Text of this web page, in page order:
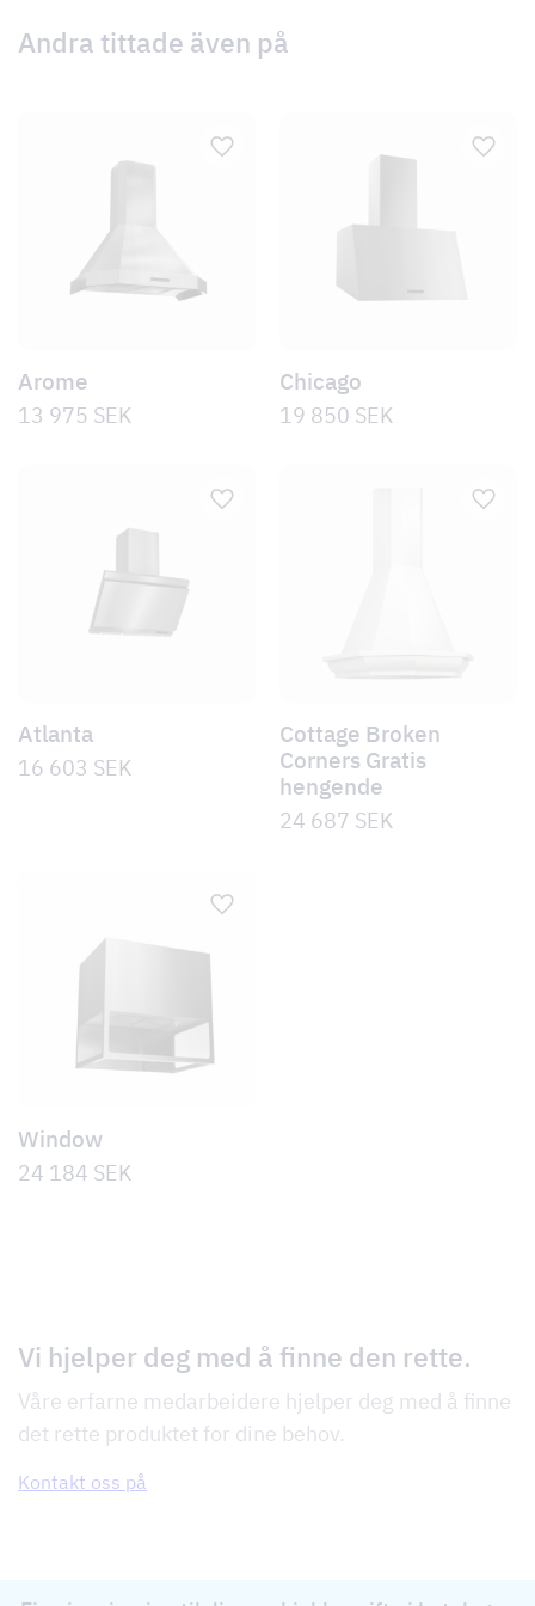
Andra tittade även på
Arome
13 975 SEK
Chicago
19 850 SEK
Atlanta
16 603 SEK
Cottage Broken
Corners Gratis
hengende
24 687 SEK
Window
24 184 SEK
Vi hjelper deg med å finne den rette.
Våre erfarne medarbeidere hjelper deg med å finne
det rette produktet for dine behov.
Kontakt oss på